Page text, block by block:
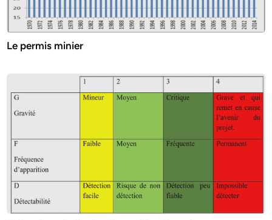
Le permis minier